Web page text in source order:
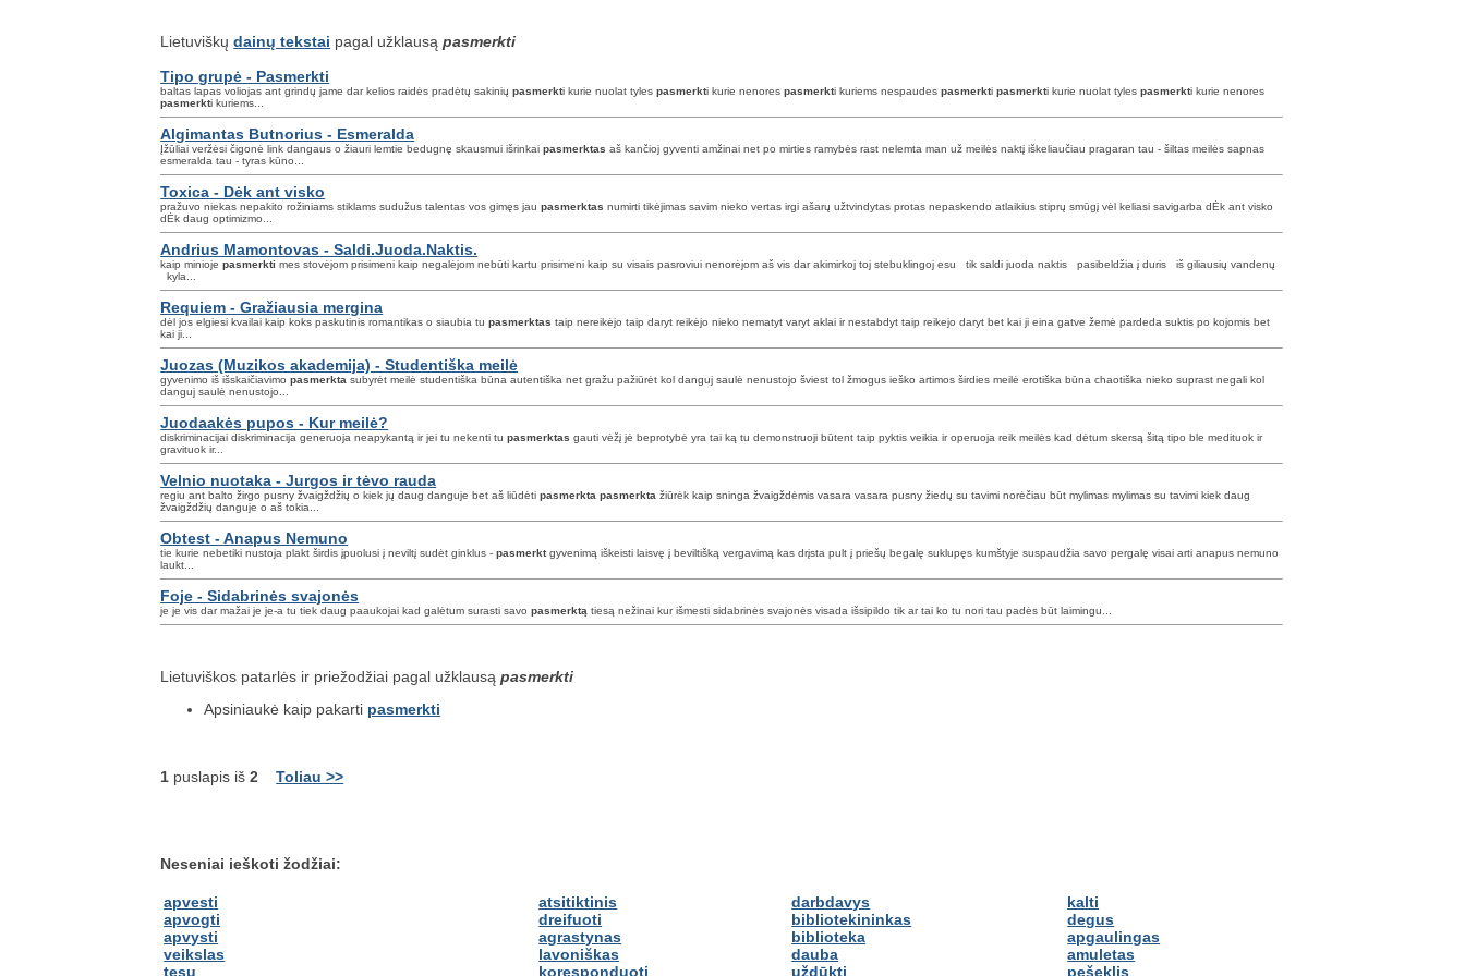
Lietuviškųdainų tekstai pagal užklausąpasmerkti
Tipo grupė - Pasmerkti
baltas lapas voliojas ant grindų jame dar kelios raidės pradėtų sakiniųpasmerkti kurie nuolat tylespasmerkti kurie nenorespasmerkti kuriems nespaudespasmerktipasmerkti kurie nuolat tylespasmerkti kurie nenores
pasmerkti kuriems...
Algimantas Butnorius - Esmeralda
Įžūliai veržėsi čigonė link dangaus o žiauri lemtie bedugnę skausmui išrinkaipasmerktas aš kančioj gyventi amžinai net po mirties ramybės rast nelemta man už meilės naktį iškeliaučiau pragaran tau - šiltas meilės sapnas
esmeralda tau - tyras kūno...
Toxica - Dėk ant visko
pražuvo niekas nepakito rožiniams stiklams sudužus talentas vos gimęs jaupasmerktas numirti tikėjimas savim nieko vertas irgi ašarų užtvindytas protas nepaskendo atlaikius stiprų smūgį vėl keliasi savigarba dĖk ant visko
dĖk daug optimizmo...
Andrius Mamontovas - Saldi.Juoda.Naktis.
kaip miniojepasmerkti mes stovėjom prisimeni kaip negalėjom nebūti kartu prisimeni kaip su visais pasroviui nenorėjom aš vis dar akimirkoj toj stebuklingoj esu tik saldi juoda naktis pasibeldžia į duris iš giliausių vandenų
kyla...
Requiem - Gražiausia mergina
dėl jos elgiesi kvailai kaip koks paskutinis romantikas o siaubia tupasmerktas taip nereikėjo taip daryt reikėjo nieko nematyt varyt aklai ir nestabdyt taip reikejo daryt bet kai ji eina gatve žemė pardeda suktis po kojomis bet
kai ji...
Juozas (Muzikos akademija) - Studentiška meilė
gyvenimo iš išskaičiavimopasmerkta subyrėt meilė studentiška būna autentiška net gražu pažiūrėt kol danguj saulė nenustojo šviest tol žmogus ieško artimos širdies meilė erotiška būna chaotiška nieko suprast negali kol
danguj saulė nenustojo...
Juodaakės pupos - Kur meilė?
diskriminacijai diskriminacija generuoja neapykantą ir jei tu nekenti tupasmerktas gauti vėžį jė beprotybė yra tai ką tu demonstruoji būtent taip pyktis veikia ir operuoja reik meilės kad dėtum skersą šitą tipo ble medituok ir
gravituok ir...
Velnio nuotaka - Jurgos ir tėvo rauda
regiu ant balto žirgo pusny žvaigždžių o kiek jų daug danguje bet aš liūdėtipasmerkta pasmerkta žiūrėk kaip sninga žvaigždėmis vasara vasara pusny žiedų su tavimi norėčiau būt mylimas mylimas su tavimi kiek daug
žvaigždžių danguje o aš tokia...
Obtest - Anapus Nemuno
tie kurie nebetiki nustoja plakt širdis įpuolusi į neviltį sudėt ginklus -pasmerktgyvenimą iškeisti laisvę į beviltišką vergavimą kas drįsta pult į priešų begalę suklupęs kumštyje suspaudžia savo pergalę visai arti anapus nemuno
laukt...
Foje - Sidabrinės svajonės
je je vis dar mažai je je-a tu tiek daug paaukojai kad galėtum surasti savopasmerktą tiesą nežinai kur išmesti sidabrinės svajonės visada išsipildo tik ar tai ko tu nori tau padės būt laimingu...
Lietuviškos patarlės ir priežodžiai pagal užklausąpasmerkti
Apsiniaukė kaip pakarti pasmerkti
1 puslapis iš2 Toliau >>
Neseniai ieškoti žodžiai:
apvesti
apvogti
apvysti
veikslas
tesu
atsitiktinis
dreifuoti
agrastynas
lavoniškas
koresponduoti
darbdavys
bibliotekininkas
biblioteka
dauba
uždūkti
kalti
degus
apgaulingas
amuletas
pešeklis